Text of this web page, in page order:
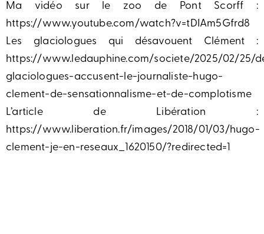
Ma vidéo sur le zoo de Pont Scorff :
https://www.youtube.com/watch?v=tDIAm5Gfrd8
Les glaciologues qui désavouent Clément :
https://www.ledauphine.com/societe/2025/02/25/
glaciologues-accusent-le-journaliste-hugo-
clement-de-sensationnalisme-et-de-complotisme
L’article de Libération :
https://www.liberation.fr/images/2018/01/03/hugo-
clement-je-en-reseaux_1620150/?redirected=1